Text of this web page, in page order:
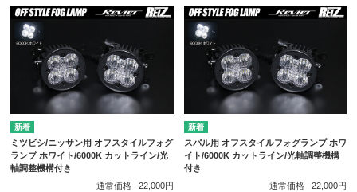
ミツビシ/ニッサン用 オフスタイルフォグ
ランプ ホワイト/6000K カットライン/光
軸調整機構付き
通常価格
22,000円
スバル用 オフスタイルフォグランプ ホワ
イト/6000K カットライン/光軸調整機構
付き
通常価格
22,000円